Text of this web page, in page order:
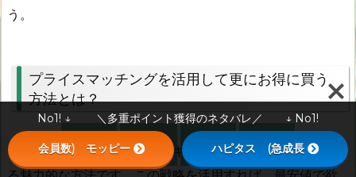
う。
プライスマッチングを活用して更にお得に買う
方法とは？
プライスマッチングは、ナイキ製品を更にお得に購入でき
ホーム メニュー SNS 上へ
No1! ↓ ＼多重ポイント獲得のネタバレ／ ↓ No1!
会員数) モッピー ハピタス (急成長